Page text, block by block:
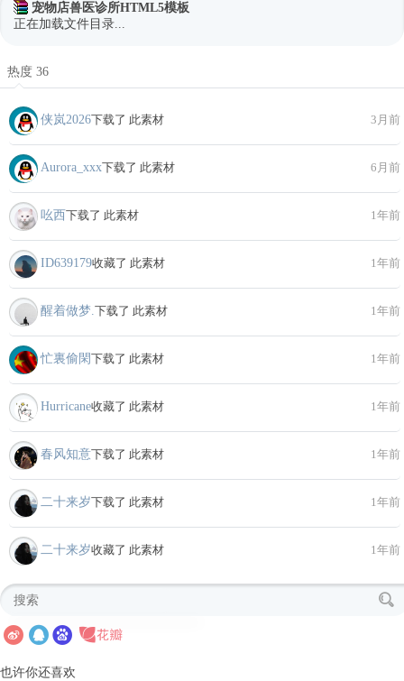
宠物店兽医诊所HTML5模板
正在加载文件目录...
热度 36
侠岚2026下载了 此素材 3月前
Aurora_xxx下载了 此素材 6月前
吆西下载了 此素材 1年前
ID639179收藏了 此素材 1年前
醒着做梦.下载了 此素材 1年前
忙裏偷閑下载了 此素材 1年前
Hurricane收藏了 此素材 1年前
春风知意下载了 此素材 1年前
二十来岁下载了 此素材 1年前
二十来岁收藏了 此素材 1年前
也许你还喜欢